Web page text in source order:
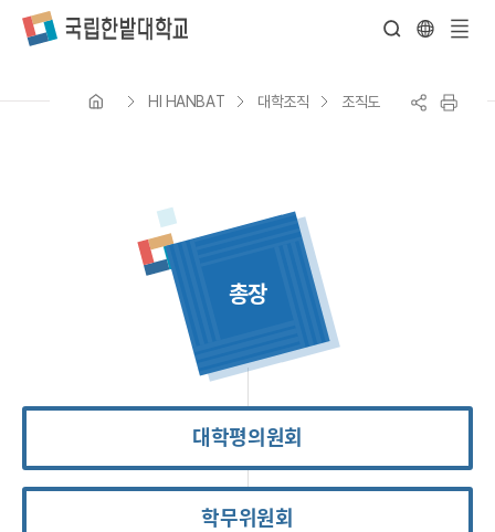
HI HANBAT 대학조직 조직도
총장
대학평의원회
학무위원회